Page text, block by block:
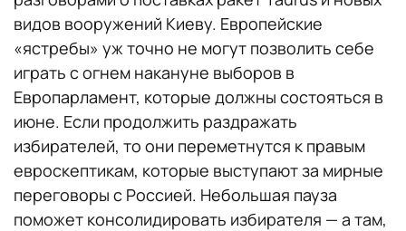
видов вооружений Киеву. Европейские
«ястребы» уж точно не могут позволить себе
играть с огнем накануне выборов в
Европарламент, которые должны состояться в
июне. Если продолжить раздражать
избирателей, то они переметнутся к правым
евроскептикам, которые выступают за мирные
переговоры с Россией. Небольшая пауза
поможет консолидировать избирателя — а там,